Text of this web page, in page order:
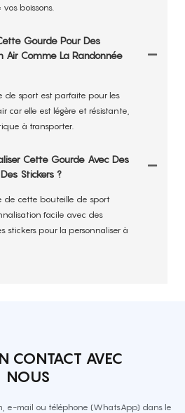
boissons.
Gourde Pour Des
Air Comme La Randonnée
de sport est parfaite pour les
car elle est légère et résistante,
à transporter.
Cette Gourde Avec Des
Stickers ?
de cette bouteille de sport
facile avec des
stickers pour la personnaliser à
CONTACT AVEC
NOUS
e-mail ou téléphone (WhatsApp) dans le